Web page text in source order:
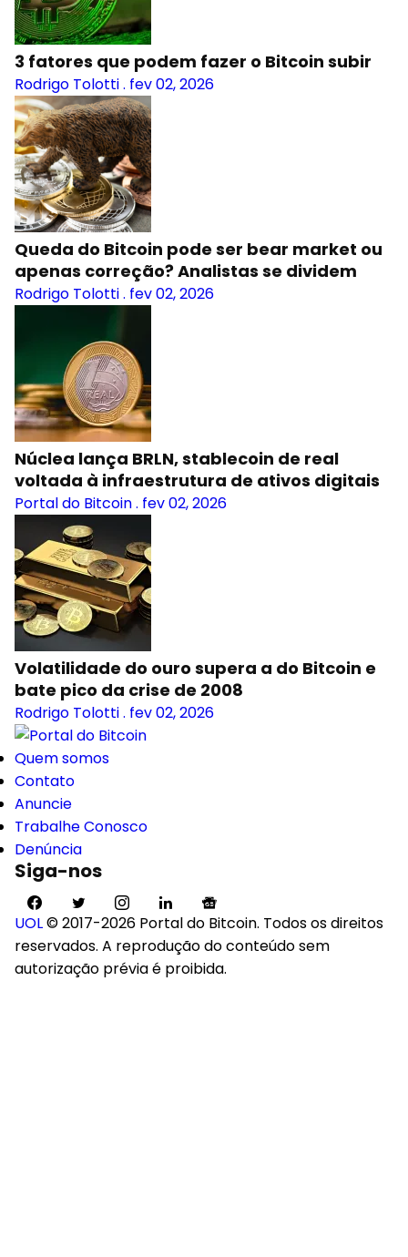
3 fatores que podem fazer o Bitcoin subir
Rodrigo Tolotti. fev 02, 2026
Queda do Bitcoin pode ser bear market ou
apenas correção? Analistas se dividem
Rodrigo Tolotti. fev 02, 2026
Núclea lança BRLN, stablecoin de real
voltada à infraestrutura de ativos digitais
Portal do Bitcoin. fev 02, 2026
Volatilidade do ouro supera a do Bitcoin e
bate pico da crise de 2008
Rodrigo Tolotti. fev 02, 2026
Quem somos
Contato
Anuncie
Trabalhe Conosco
Denúncia
Siga-nos
UOL© 2017-2026 Portal do Bitcoin. Todos os direitos
reservados. A reprodução do conteúdo sem
autorização prévia é proibida.